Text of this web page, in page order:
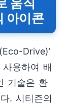
움직
아이콘
Drive)’
용하여 배
기술은 환
. 시티즌의